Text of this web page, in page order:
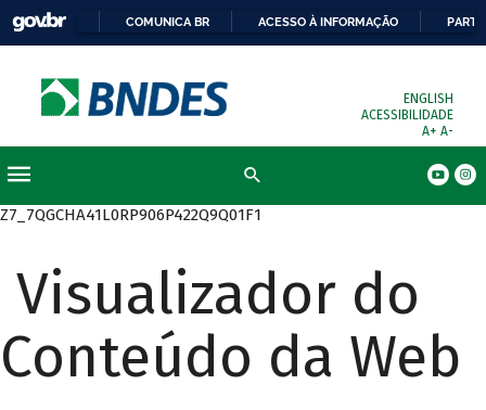
COMUNICA BR ACESSO À INFORMAÇÃO
ENGLISH
ACESSIBILIDADE
A+ A-
Z7_7QGCHA41L0RP906P422Q9Q01F1
Visualizador do
Conteúdo da Web